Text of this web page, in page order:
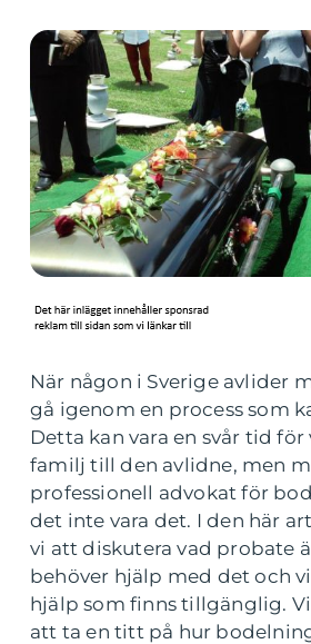
När någon i Sverige avlider
gå igenom en process som
Detta kan vara en svår tid för
familj till den avlidne, men
professionell advokat för
det inte vara det. I den här
vi att diskutera vad probate
behöver hjälp med det och
hjälp som finns tillgänglig.
att ta en titt på hur